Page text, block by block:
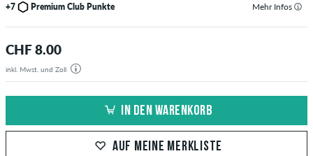
+7 Premium Club Punkte Mehr Infos
CHF 8.00
inkl. Mwst. und Zoll
IN DEN WARENKORB
AUF MEINE MERKLISTE